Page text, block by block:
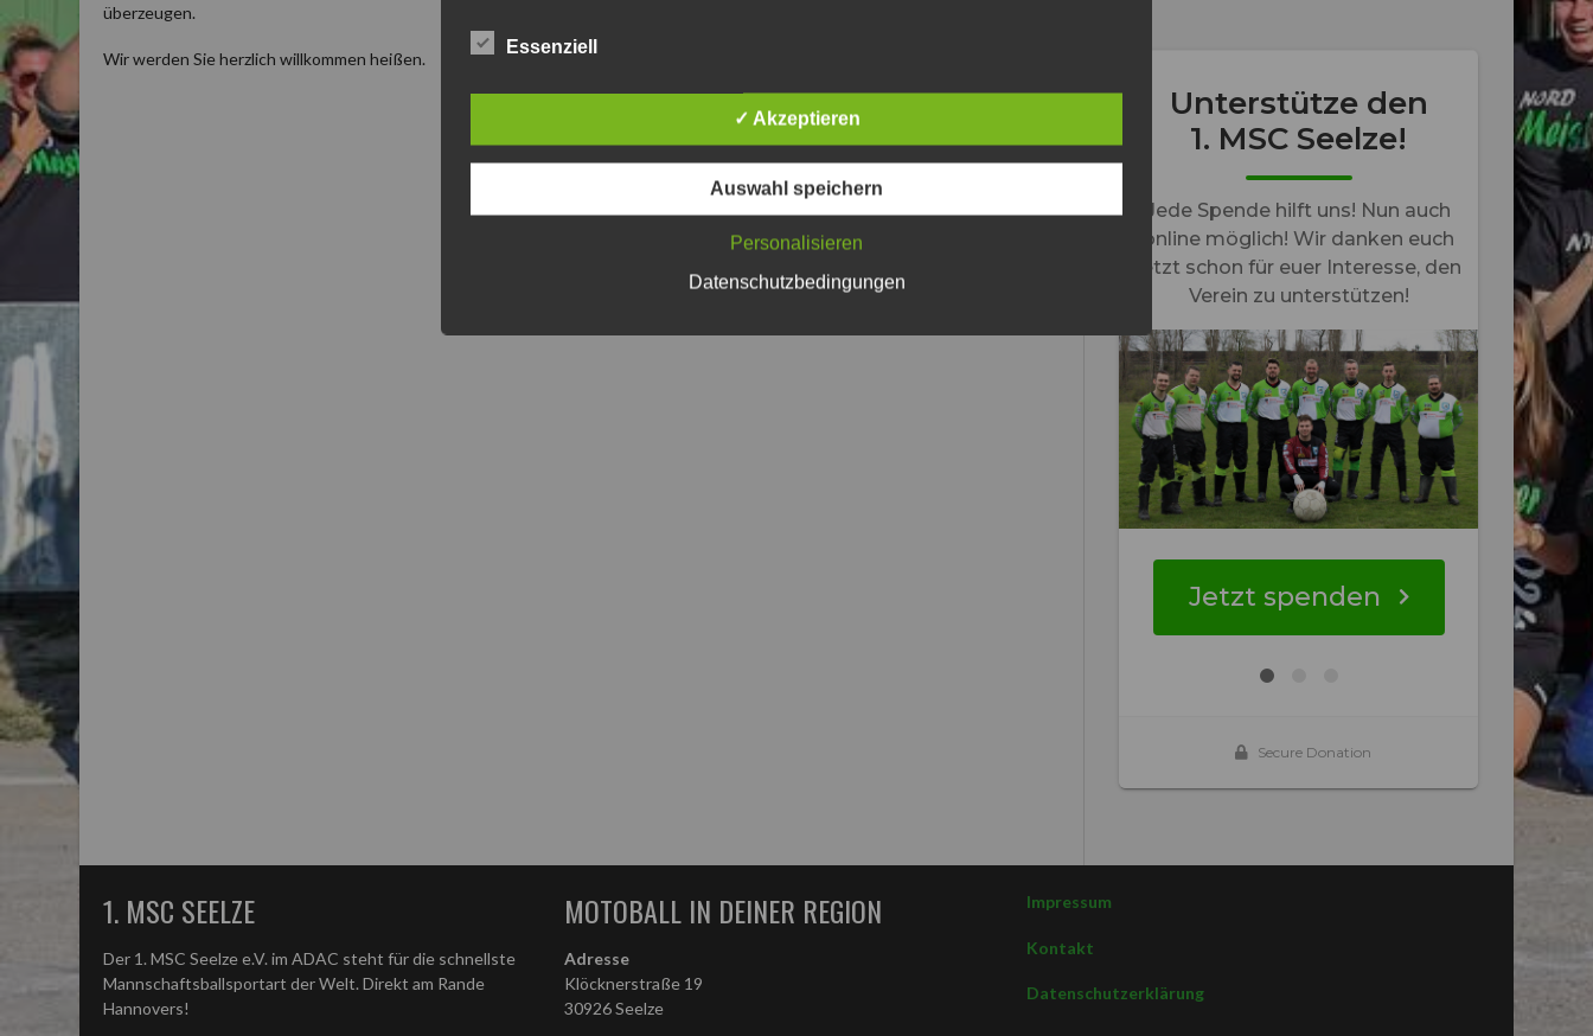
überzeugen.
Wir werden Sie herzlich willkommen heißen.
1. MSC SEELZE
Der 1. MSC Seelze e.V. im ADAC steht für die schnellste
Mannschaftsballsportart der Welt. Direkt am Rande
Hannovers!
MOTOBALL IN DEINER REGION
Adresse
Klöcknerstraße 19
30926 Seelze
Impressum
Kontakt
Datenschutzerklärung
Essenziell
✓ Akzeptieren
Auswahl speichern
Personalisieren
Datenschutzbedingungen